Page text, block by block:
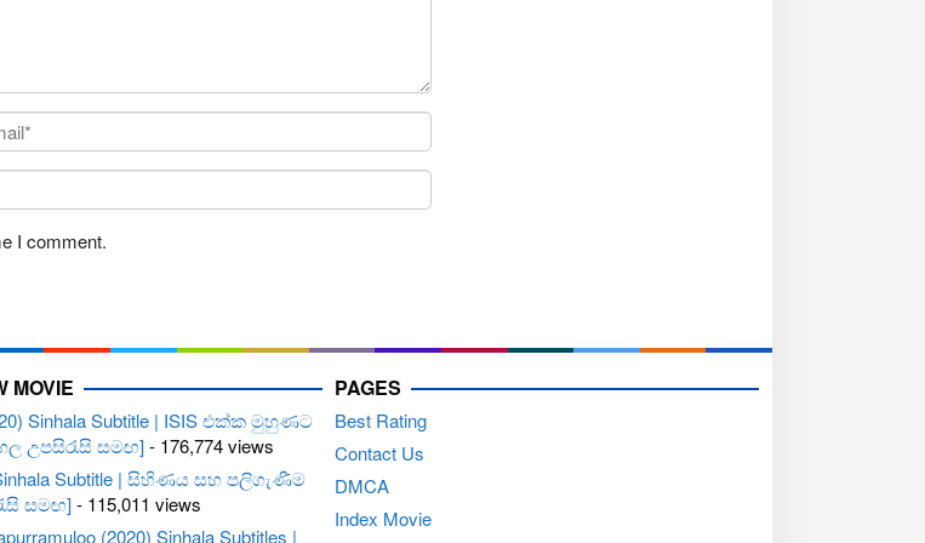
I comment.
MOVIE
Sinhala Subtitle | ISIS එක්ක මුහුණට
උපසිරැසි සමඟ]- 176,774 views
Subtitle | සිහිණය සහ පලිගැණීම
සමඟ]- 115,011 views
(2020) Sinhala Subtitles |
PAGES
Best Rating
Contact Us
DMCA
Index Movie